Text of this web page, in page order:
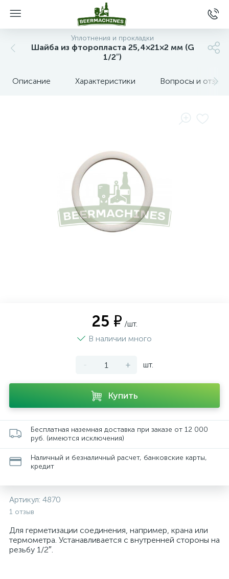
Уплотнения и прокладки
Шайба из фторопласта 25,4×21×2 мм (G
1/2″)
Описание Характеристики Вопросы и отзывы
25 ₽ /шт.
В наличии много
- + шт.
Купить
Бесплатная наземная доставка при заказе от 12 000
руб. (имеются исключения)
Наличный и безналичный расчет, банковские карты,
кредит
Артикул: 4870
1 отзыв
Для герметизации соединения, например, крана или
термометра. Устанавливается с внутренней стороны на
резьбу 1/2″.